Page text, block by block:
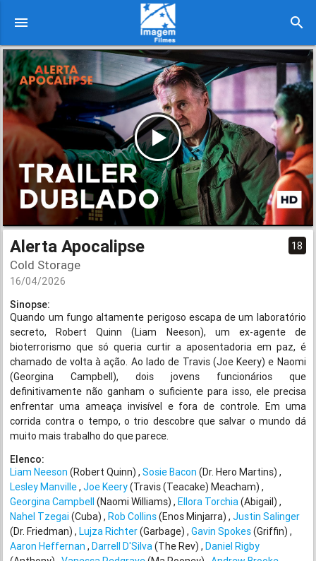
menu search
Alerta Apocalipse 18
Cold Storage
16/04/2026
Sinopse:
Quando um fungo altamente perigoso escapa de um laboratório
secreto, Robert Quinn (Liam Neeson), um ex-agente de
bioterrorismo que só queria curtir a aposentadoria em paz, é
chamado de volta à ação. Ao lado de Travis (Joe Keery) e Naomi
(Georgina Campbell), dois jovens funcionários que
definitivamente não ganham o suficiente para isso, ele precisa
enfrentar uma ameaça invisível e fora de controle. Em uma
corrida contra o tempo, o trio descobre que salvar o mundo dá
muito mais trabalho do que parece.
Elenco:
Liam Neeson (Robert Quinn) Sosie Bacon (Dr. Hero Martins)
Lesley Manville Joe Keery(Travis (Teacake) Meacham)
Georgina Campbell (Naomi Williams) Ellora Torchia(Abigail)
Nahel Tzegai (Cuba) Rob Collins(Enos Minjarra) Justin Salinger
(Dr. Friedman) Lujza Richter(Garbage) Gavin Spokes(Griffin)
Aaron Heffernan Darrell D'Silva(The Rev) Daniel Rigby